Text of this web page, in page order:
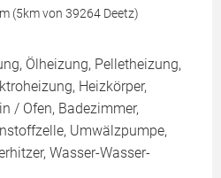
(5km von 39264 Deetz)
Ölheizung, Pelletheizung,
Heizkörper,
/ Ofen, Badezimmer,
Umwälzpumpe,
Wasser-Wasser-